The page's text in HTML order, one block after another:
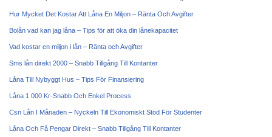
Hur Mycket Det Kostar Att Låna En Miljon – Ränta Och Avgifter
Bolån vad kan jag låna – Tips för att öka din lånekapacitet
Vad kostar en miljon i lån – Ränta och Avgifter
Sms lån direkt 2000 – Snabb Tillgång Till Kontanter
Låna Till Nybyggt Hus – Tips För Finansiering
Låna 1 000 Kr-Snabb Och Enkel Process
Csn Lån I Månaden – Nyckeln Till Ekonomiskt Stöd För Studenter
Låna Och Få Pengar Direkt – Snabb Tillgång Till Kontanter